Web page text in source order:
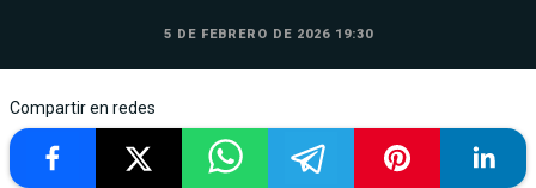
5 DE FEBRERO DE 2026 19:30
Compartir en redes